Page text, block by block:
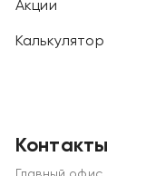
Акции
Калькулятор
Контакты